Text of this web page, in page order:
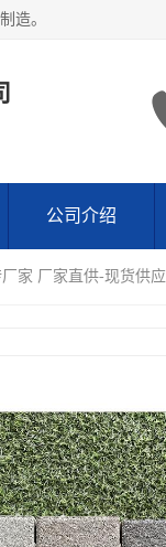
造。
公司介绍
家 厂家直供-现货供应